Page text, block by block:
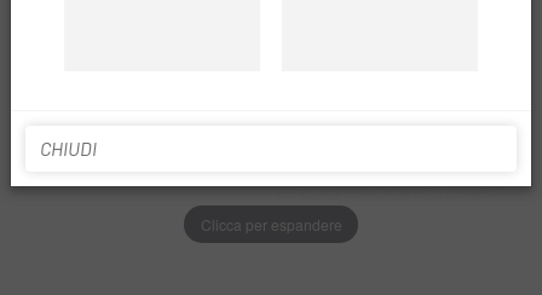
Clicca per espandere
CHIUDI